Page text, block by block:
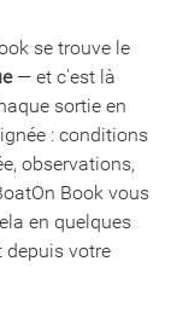
se trouve le
— et c'est là
sortie en
: conditions
observations,
Book vous
en quelques
depuis votre